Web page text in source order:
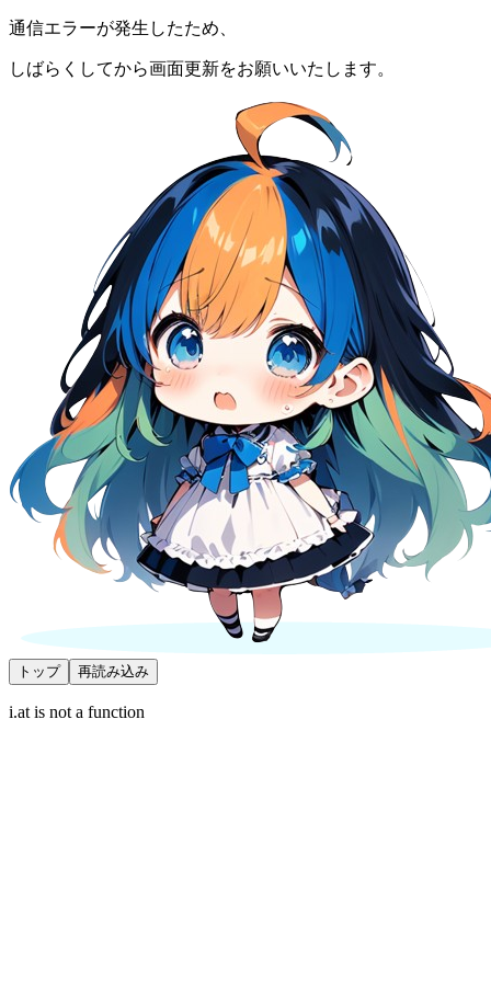
通信エラーが発生したため、
しばらくしてから画面更新をお願いいたします。
トップ 再読み込み
i.at is not a function